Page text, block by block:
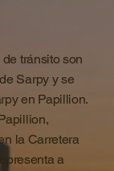
tránsito son
Sarpy y se
en Papillion.
la Carretera
a